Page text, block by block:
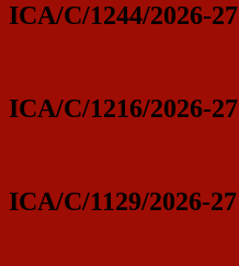
ICA/C/1244/2026-27
ICA/C/1216/2026-27
ICA/C/1129/2026-27